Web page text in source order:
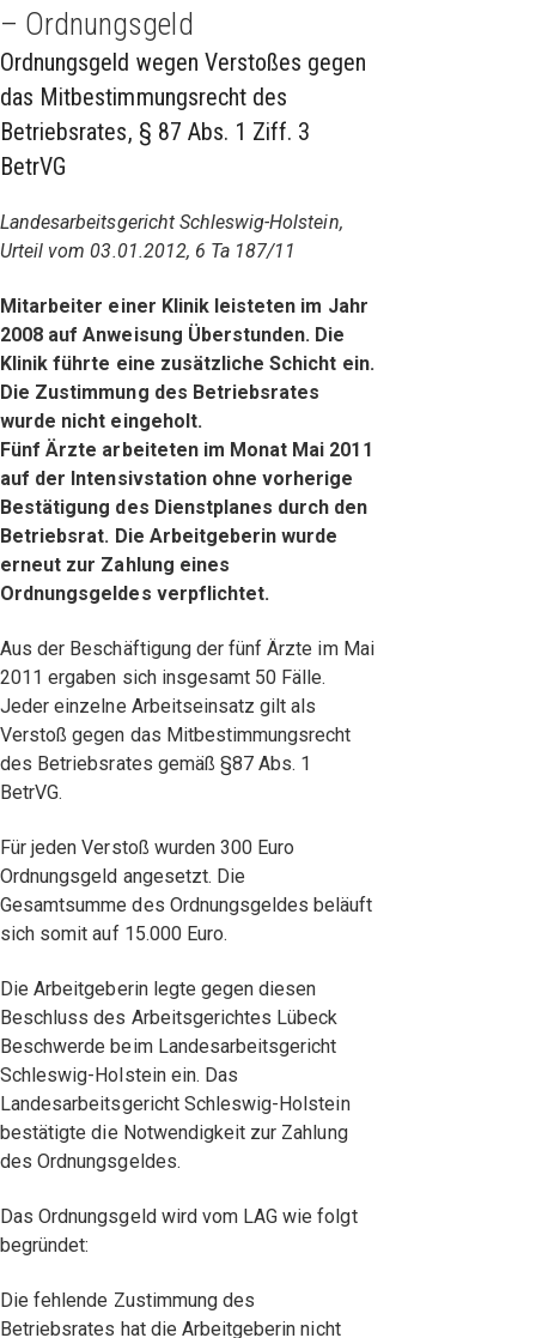
– Ordnungsgeld
Ordnungsgeld wegen Verstoßes gegen
das Mitbestimmungsrecht des
Betriebsrates, § 87 Abs. 1 Ziff. 3
BetrVG
Landesarbeitsgericht Schleswig-Holstein,
Urteil vom 03.01.2012, 6 Ta 187/11
Mitarbeiter einer Klinik leisteten im Jahr
2008 auf Anweisung Überstunden. Die
Klinik führte eine zusätzliche Schicht ein.
Die Zustimmung des Betriebsrates
wurde nicht eingeholt.
Fünf Ärzte arbeiteten im Monat Mai 2011
auf der Intensivstation ohne vorherige
Bestätigung des Dienstplanes durch den
Betriebsrat. Die Arbeitgeberin wurde
erneut zur Zahlung eines
Ordnungsgeldes verpflichtet.
Aus der Beschäftigung der fünf Ärzte im Mai
2011 ergaben sich insgesamt 50 Fälle.
Jeder einzelne Arbeitseinsatz gilt als
Verstoß gegen das Mitbestimmungsrecht
des Betriebsrates gemäß §87 Abs. 1
BetrVG.
Für jeden Verstoß wurden 300 Euro
Ordnungsgeld angesetzt. Die
Gesamtsumme des Ordnungsgeldes beläuft
sich somit auf 15.000 Euro.
Die Arbeitgeberin legte gegen diesen
Beschluss des Arbeitsgerichtes Lübeck
Beschwerde beim Landesarbeitsgericht
Schleswig-Holstein ein. Das
Landesarbeitsgericht Schleswig-Holstein
bestätigte die Notwendigkeit zur Zahlung
des Ordnungsgeldes.
Das Ordnungsgeld wird vom LAG wie folgt
begründet:
Die fehlende Zustimmung des
Betriebsrates hat die Arbeitgeberin nicht